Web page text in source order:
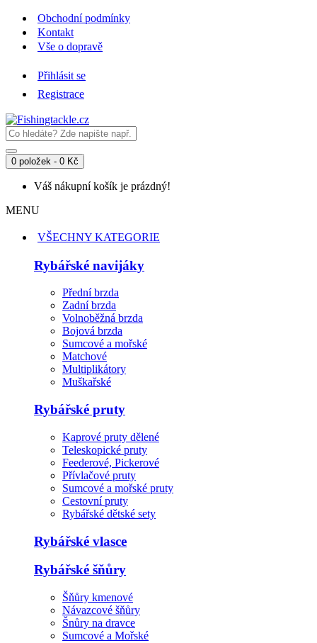
Obchodní podmínky
Kontakt
Vše o dopravě
Přihlásit se
Registrace
0 položek - 0 Kč
Váš nákupní košík je prázdný!
MENU
VŠECHNY KATEGORIE
Rybářské navijáky
Přední brzda
Zadní brzda
Volnoběžná brzda
Bojová brzda
Sumcové a mořské
Matchové
Multiplikátory
Muškařské
Rybářské pruty
Kaprové pruty dělené
Teleskopické pruty
Feederové, Pickerové
Přívlačové pruty
Sumcové a mořské pruty
Cestovní pruty
Rybářské dětské sety
Rybářské vlasce
Rybářské šňůry
Šňůry kmenové
Návazcové šňůry
Šnůry na dravce
Sumcové a Mořské